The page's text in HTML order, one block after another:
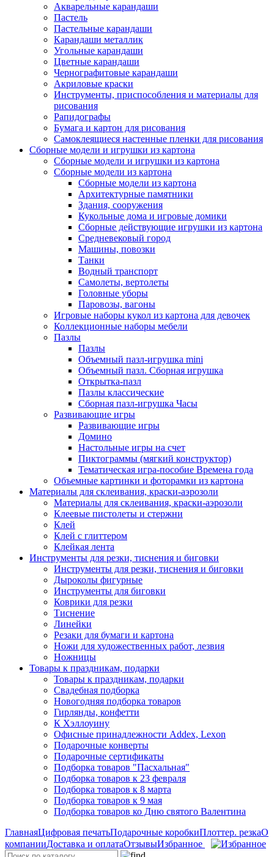
Акварельные карандаши
Пастель
Пастельные карандаши
Карандаши металлик
Угольные карандаши
Цветные карандаши
Чернографитовые карандаши
Акриловые краски
Инструменты, приспособления и материалы для
рисования
Рапидографы
Бумага и картон для рисования
Самоклеящиеся настенные пленки для рисования
Сборные модели и игрушки из картона
Сборные модели и игрушки из картона
Сборные модели из картона
Сборные модели из картона
Архитектурные памятники
Здания, сооружения
Кукольные дома и игровые домики
Сборные действующие игрушки из картона
Средневековый город
Машины, повозки
Танки
Водный транспорт
Самолеты, вертолеты
Головные уборы
Паровозы, вагоны
Игровые наборы кукол из картона для девочек
Коллекционные наборы мебели
Пазлы
Пазлы
Объемный пазл-игрушка mini
Объемный пазл. Сборная игрушка
Открытка-пазл
Пазлы классические
Сборная пазл-игрушка Часы
Развивающие игры
Развивающие игры
Домино
Настольные игры на счет
Пиктограммы (мягкий конструктор)
Тематическая игра-пособие Времена года
Объемные картинки и фоторамки из картона
Материалы для склеивания, краски-аэрозоли
Материалы для склеивания, краски-аэрозоли
Клеевые пистолеты и стержни
Клей
Клей с глиттером
Клейкая лента
Инструменты для резки, тиснения и биговки
Инструменты для резки, тиснения и биговки
Дыроколы фигурные
Инструменты для биговки
Коврики для резки
Тиснение
Линейки
Резаки для бумаги и картона
Ножи для художественных работ, лезвия
Ножницы
Товары к праздникам, подарки
Товары к праздникам, подарки
Свадебная подборка
Новогодняя подборка товаров
Гирлянды, конфетти
К Хэллоуину
Офисные принадлежности Addex, Lexon
Подарочные конверты
Подарочные сертификаты
Подборка товаров "Пасхальная"
Подборка товаров к 23 февраля
Подборка товаров к 8 марта
Подборка товаров к 9 мая
Подборка товаров ко Дню святого Валентина
ГлавнаяЦифровая печатьПодарочные коробкиПлоттер. резкаО
компанииДоставка и оплатаОтзывыИзбранное